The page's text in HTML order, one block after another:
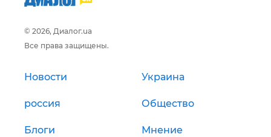
© 2026, Диалог.ua
Все права защищены.
Новости Украина
россия Общество
Блоги Мнение